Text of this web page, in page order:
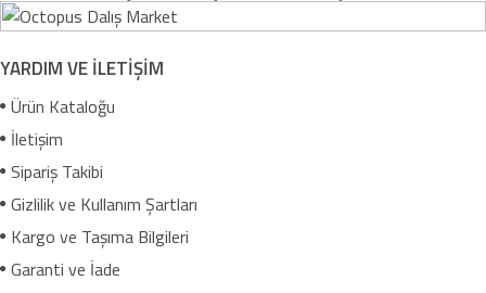
YARDIM VE İLETİŞİM
Ürün Kataloğu
İletişim
Sipariş Takibi
Gizlilik ve Kullanım Şartları
Kargo ve Taşıma Bilgileri
Garanti ve İade